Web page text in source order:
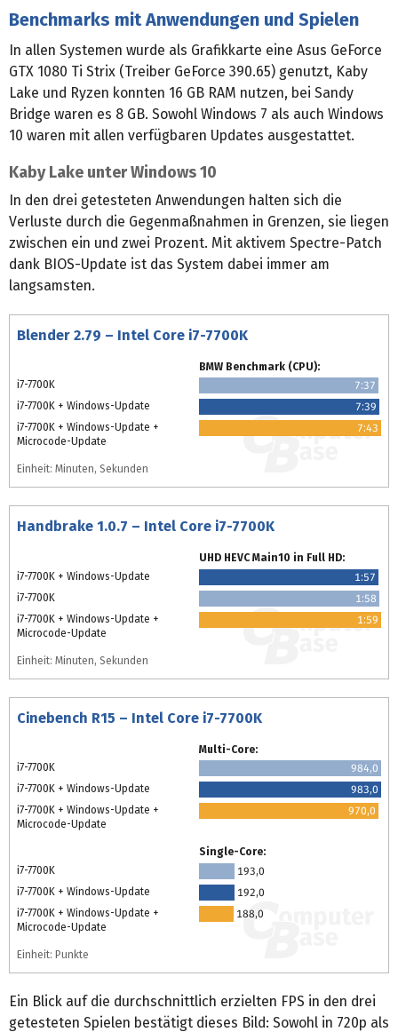
Benchmarks mit Anwendungen und Spielen
In allen Systemen wurde als Grafikkarte eine Asus GeForce
GTX 1080 Ti Strix (Treiber GeForce 390.65) genutzt, Kaby
Lake und Ryzen konnten 16 GB RAM nutzen, bei Sandy
Bridge waren es 8 GB. Sowohl Windows 7 als auch Windows
10 waren mit allen verfügbaren Updates ausgestattet.
Kaby Lake unter Windows 10
In den drei getesteten Anwendungen halten sich die
Verluste durch die Gegenmaßnahmen in Grenzen, sie liegen
zwischen ein und zwei Prozent. Mit aktivem Spectre-Patch
dank BIOS-Update ist das System dabei immer am
langsamsten.
Blender 2.79 – Intel Core i7-7700K
BMW Benchmark (CPU):
i7-7700K
7:37
i7-7700K + Windows-Update
7:39
i7-7700K + Windows-Update +
Microcode-Update
7:43
Einheit: Minuten, Sekunden
Handbrake 1.0.7 – Intel Core i7-7700K
UHD HEVC Main10 in Full HD:
i7-7700K + Windows-Update
1:57
i7-7700K
1:58
i7-7700K + Windows-Update +
Microcode-Update
1:59
Einheit: Minuten, Sekunden
Cinebench R15 – Intel Core i7-7700K
Multi-Core:
i7-7700K
984,0
i7-7700K + Windows-Update
983,0
i7-7700K + Windows-Update +
Microcode-Update
970,0
Single-Core:
i7-7700K
193,0
i7-7700K + Windows-Update
192,0
i7-7700K + Windows-Update +
Microcode-Update
188,0
Einheit: Punkte
Ein Blick auf die durchschnittlich erzielten FPS in den drei
getesteten Spielen bestätigt dieses Bild: Sowohl in 720p als